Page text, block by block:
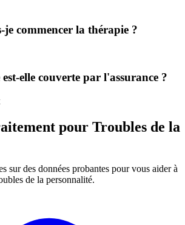
commencer la thérapie ?
elle couverte par l'assurance ?
pour Troubles de la
sur des données probantes pour vous aider à
de la personnalité.